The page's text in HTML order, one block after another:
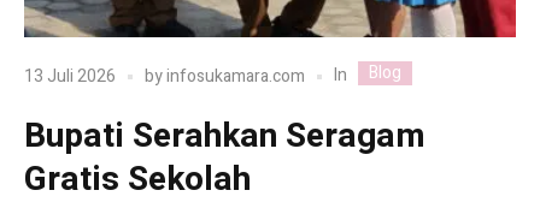
13 Juli 2026 byinfosukamara.com In Blog
Bupati Serahkan Seragam
Gratis Sekolah